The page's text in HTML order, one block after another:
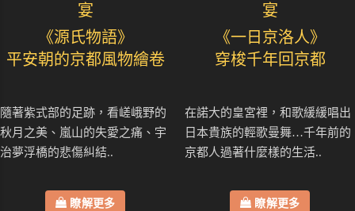
宴
《源氏物語》
平安朝的京都風物繪卷
隨著紫式部的足跡，看嵯峨野的
秋月之美、嵐山的失愛之痛、宇
治夢浮橋的悲傷糾結..
瞭解更多
宴
《一日京洛人》
穿梭千年回京都
在諾大的皇宮裡，和歌緩緩唱出
日本貴族的輕歌曼舞…千年前的
京都人過著什麼樣的生活..
瞭解更多